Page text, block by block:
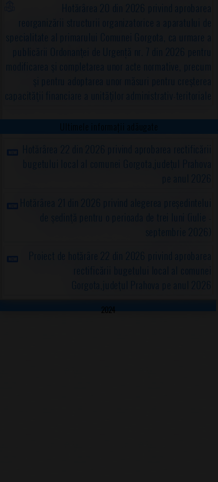
Hotărârea 20 din 2026 privind aprobarea
reorganizării structurii organizatorice a aparatului de
specialitate al primarului Comunei Gorgota, ca urmare a
publicării Ordonanţei de Urgență nr. 7 din 2026 pentru
modificarea şi completarea unor acte normative, precum
şi pentru adoptarea unor măsuri pentru creşterea
capacităţii financiare a unităţilor administrativ-teritoriale
Ultimele informații adăugate
Hotărârea 22 din 2026 privind aprobarea rectificării
bugetului local al comunei Gorgota,judeţul Prahova
pe anul 2026
Hotărârea 21 din 2026 privind alegerea preşedintelui
de şedinţă pentru o perioada de trei luni (iulie -
septembrie 2026)
Proiect de hotărâre 22 din 2026 privind aprobarea
rectificării bugetului local al comunei
Gorgota,judeţul Prahova pe anul 2026
2024